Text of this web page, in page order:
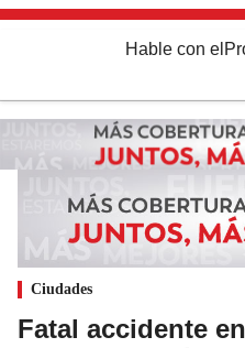
Hable con el
Ciudades
Fatal accidente